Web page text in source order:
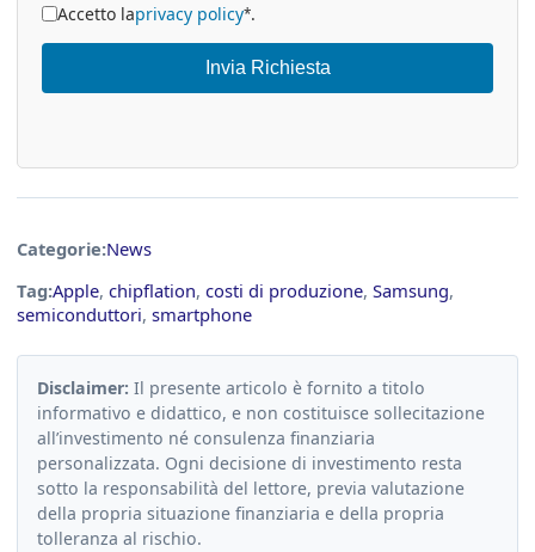
Accetto laprivacy policy*.
Invia Richiesta
Categorie:News
Tag:Apple, chipflation, costi di produzione, Samsung,
semiconduttori, smartphone
Disclaimer: Il presente articolo è fornito a titolo
informativo e didattico, e non costituisce sollecitazione
all’investimento né consulenza finanziaria
personalizzata. Ogni decisione di investimento resta
sotto la responsabilità del lettore, previa valutazione
della propria situazione finanziaria e della propria
tolleranza al rischio.